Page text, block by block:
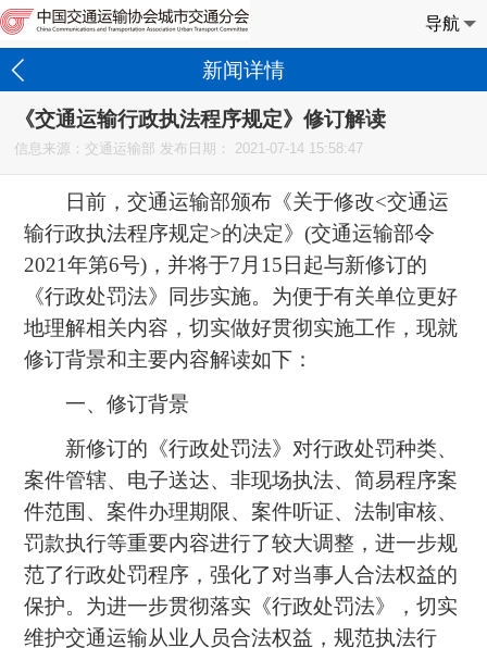
导航
新闻详情
《交通运输行政执法程序规定》修订解读
信息来源：交通运输部 发布日期： 2021-07-14 15:58:47
日前，交通运输部颁布《关于修改<交通运
输行政执法程序规定>的决定》(交通运输部令
2021年第6号)，并将于7月15日起与新修订的
《行政处罚法》同步实施。为便于有关单位更好
地理解相关内容，切实做好贯彻实施工作，现就
修订背景和主要内容解读如下：
一、修订背景
新修订的《行政处罚法》对行政处罚种类、
案件管辖、电子送达、非现场执法、简易程序案
件范围、案件办理期限、案件听证、法制审核、
罚款执行等重要内容进行了较大调整，进一步规
范了行政处罚程序，强化了对当事人合法权益的
保护。为进一步贯彻落实《行政处罚法》，切实
维护交通运输从业人员合法权益，规范执法行